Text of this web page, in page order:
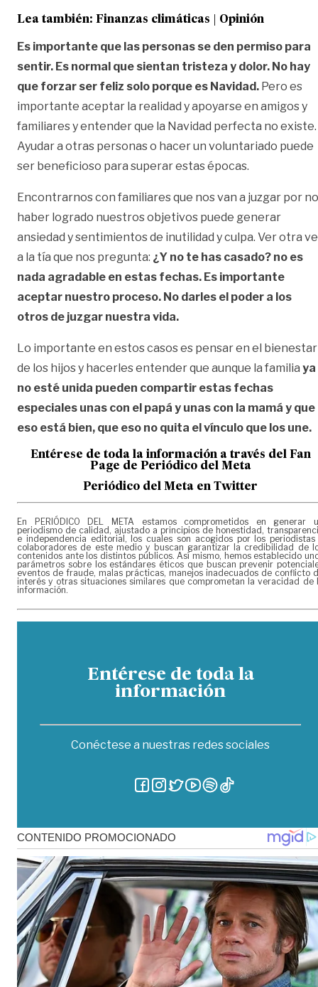
Lea también: Finanzas climáticas | Opinión
Es importante que las personas se den permiso para
sentir. Es normal que sientan tristeza y dolor. No hay
que forzar ser feliz solo porque es Navidad. Pero es
importante aceptar la realidad y apoyarse en amigos y
familiares y entender que la Navidad perfecta no existe.
Ayudar a otras personas o hacer un voluntariado puede
ser beneficioso para superar estas épocas.
Encontrarnos con familiares que nos van a juzgar por no
haber logrado nuestros objetivos puede generar
ansiedad y sentimientos de inutilidad y culpa. Ver otra
a la tía que nos pregunta: ¿Y no te has casado? no es
nada agradable en estas fechas. Es importante
aceptar nuestro proceso. No darles el poder a los
otros de juzgar nuestra vida.
Lo importante en estos casos es pensar en el bienestar
de los hijos y hacerles entender que aunque la familia ya
no esté unida pueden compartir estas fechas
especiales unas con el papá y unas con la mamá y que
eso está bien, que eso no quita el vínculo que los une.
Entérese de toda la información a través del Fan
Page de Periódico del Meta
Periódico del Meta en Twitter
En PERIÓDICO DEL META estamos comprometidos en generar
periodismo de calidad, ajustado a principios de honestidad,
e independencia editorial, los cuales son acogidos por los periodistas
colaboradores de este medio y buscan garantizar la credibilidad de
contenidos ante los distintos públicos. Así mismo, hemos establecido
parámetros sobre los estándares éticos que buscan prevenir
eventos de fraude, malas prácticas, manejos inadecuados de conflicto
interés y otras situaciones similares que comprometan la veracidad de
información.
Entérese de toda la
información
Conéctese a nuestras redes sociales